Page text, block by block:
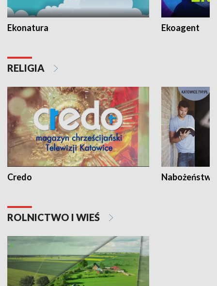
Ekonatura Ekoagent
RELIGIA
Credo
ROLNICTWO I WIEŚ